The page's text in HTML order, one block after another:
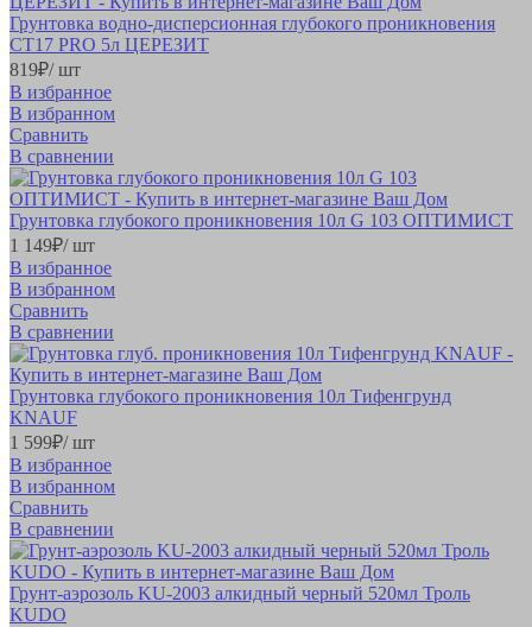
Грунтовка водно-дисперсионная глубокого проникновения
СТ17 PRO 5л ЦЕРЕЗИТ
819₽/ шт
В избранное
В избранном
Сравнить
В сравнении
Грунтовка глубокого проникновения 10л G 103 ОПТИМИСТ
1 149₽/ шт
В избранное
В избранном
Сравнить
В сравнении
Грунтовка глубокого проникновения 10л Тифенгрунд
KNAUF
1 599₽/ шт
В избранное
В избранном
Сравнить
В сравнении
Грунт-аэрозоль KU-2003 алкидный черный 520мл Троль
KUDO